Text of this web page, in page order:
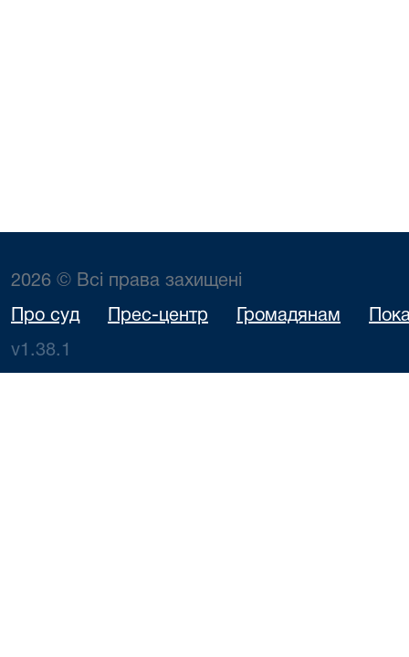
2026 © Всі права захищені
Про суд Прес-центр Громадянам
v1.38.1